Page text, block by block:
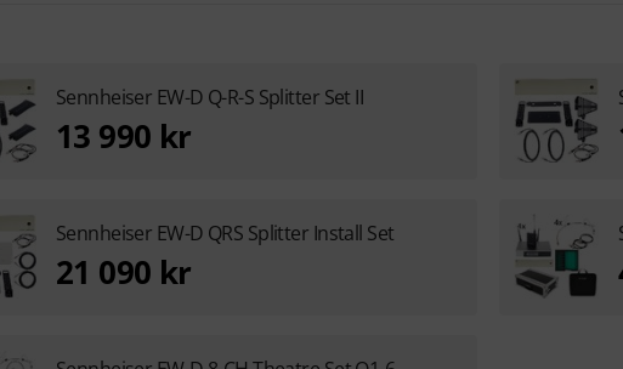
Sennheiser EW-D Q-R-S Splitter Set II
13 990 kr
Sennheiser EW-D QRS Splitter Install Set
21 090 kr